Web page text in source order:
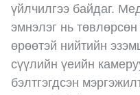
үйлчилгээ байдаг.
эмнэлэг нь
өрөөтэй нийтийн
сүүлийн үеийн
бэлтгэгдсэн